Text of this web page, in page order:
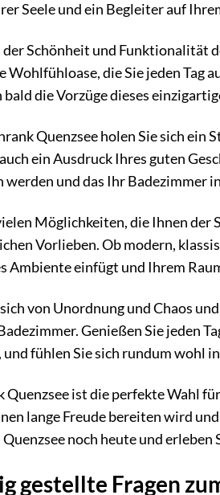
Seele und ein Begleiter auf
der Schönheit und Funktionalität
Wohlfühloase, die Sie jeden Tag
bald die Vorzüge dieses
Quenzsee holen Sie sich
ein Ausdruck Ihres guten
werden und das Ihr
Möglichkeiten, die Ihnen
Vorlieben. Ob modern,
Ambiente einfügt und Ihrem
von Unordnung und Chaos
Genießen Sie jeden
fühlen Sie sich rundum wohl
Quenzsee ist die perfekte Wahl
lange Freude bereiten wird
noch heute und erleben
gestellte Fragen